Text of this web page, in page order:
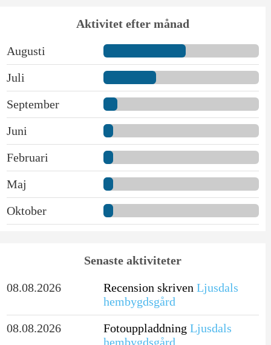
Aktivitet efter månad
Augusti
Juli
September
Juni
Februari
Maj
Oktober
Senaste aktiviteter
08.08.2026 Recension skriven Ljusdals
hembygdsgård
08.08.2026
Fotouppladdning Ljusdals
hembygdsgård